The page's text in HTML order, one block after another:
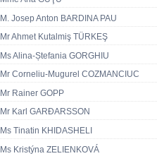
M. Josep Anton BARDINA PAU
Mr Ahmet Kutalmiş TÜRKEŞ
Ms Alina-Ștefania GORGHIU
Mr Corneliu-Mugurel COZMANCIUC
Mr Rainer GOPP
Mr Karl GARÐARSSON
Ms Tinatin KHIDASHELI
Ms Kristýna ZELIENKOVÁ